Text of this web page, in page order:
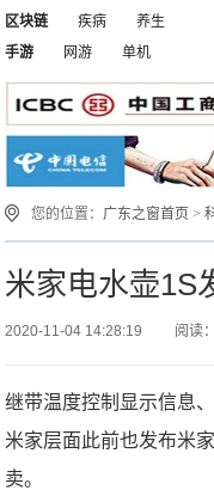
区块链
疾病
养生
手游
网游 单机
您的位置： 广东之窗首页 >
米家电水壶1S
2020-11-04 14:28:19 阅读
继带温度控制显示信息
米家层面此前也发布米
卖。